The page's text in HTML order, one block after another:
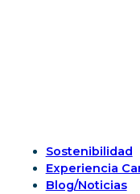
Sostenibilidad
Experiencia
Blog/Noticias